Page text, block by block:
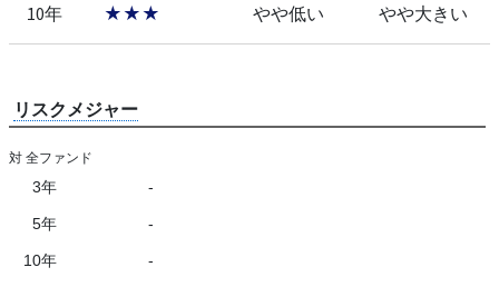
10年 ★★★ やや低い やや大きい
リスクメジャー
対 全ファンド
3年 -
5年 -
10年 -